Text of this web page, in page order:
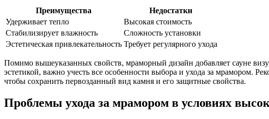
Преимущества
Недостатки
Удерживает тепло
Высокая стоимость
Стабилизирует влажность
Сложность установки
Эстетическая привлекательность Требует регулярного ухода
Помимо вышеуказанных свойств, мраморный дизайн добавляет сауне
эстетикой, важно учесть все особенности выбора и ухода за мрамором.
чтобы сохранить первозданный вид камня и его защитные свойства.
Проблемы ухода за мрамором в условиях